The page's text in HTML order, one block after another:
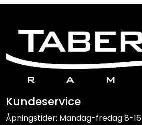
Kundeservice
Åpningstider: Mandag-fredag 8-16